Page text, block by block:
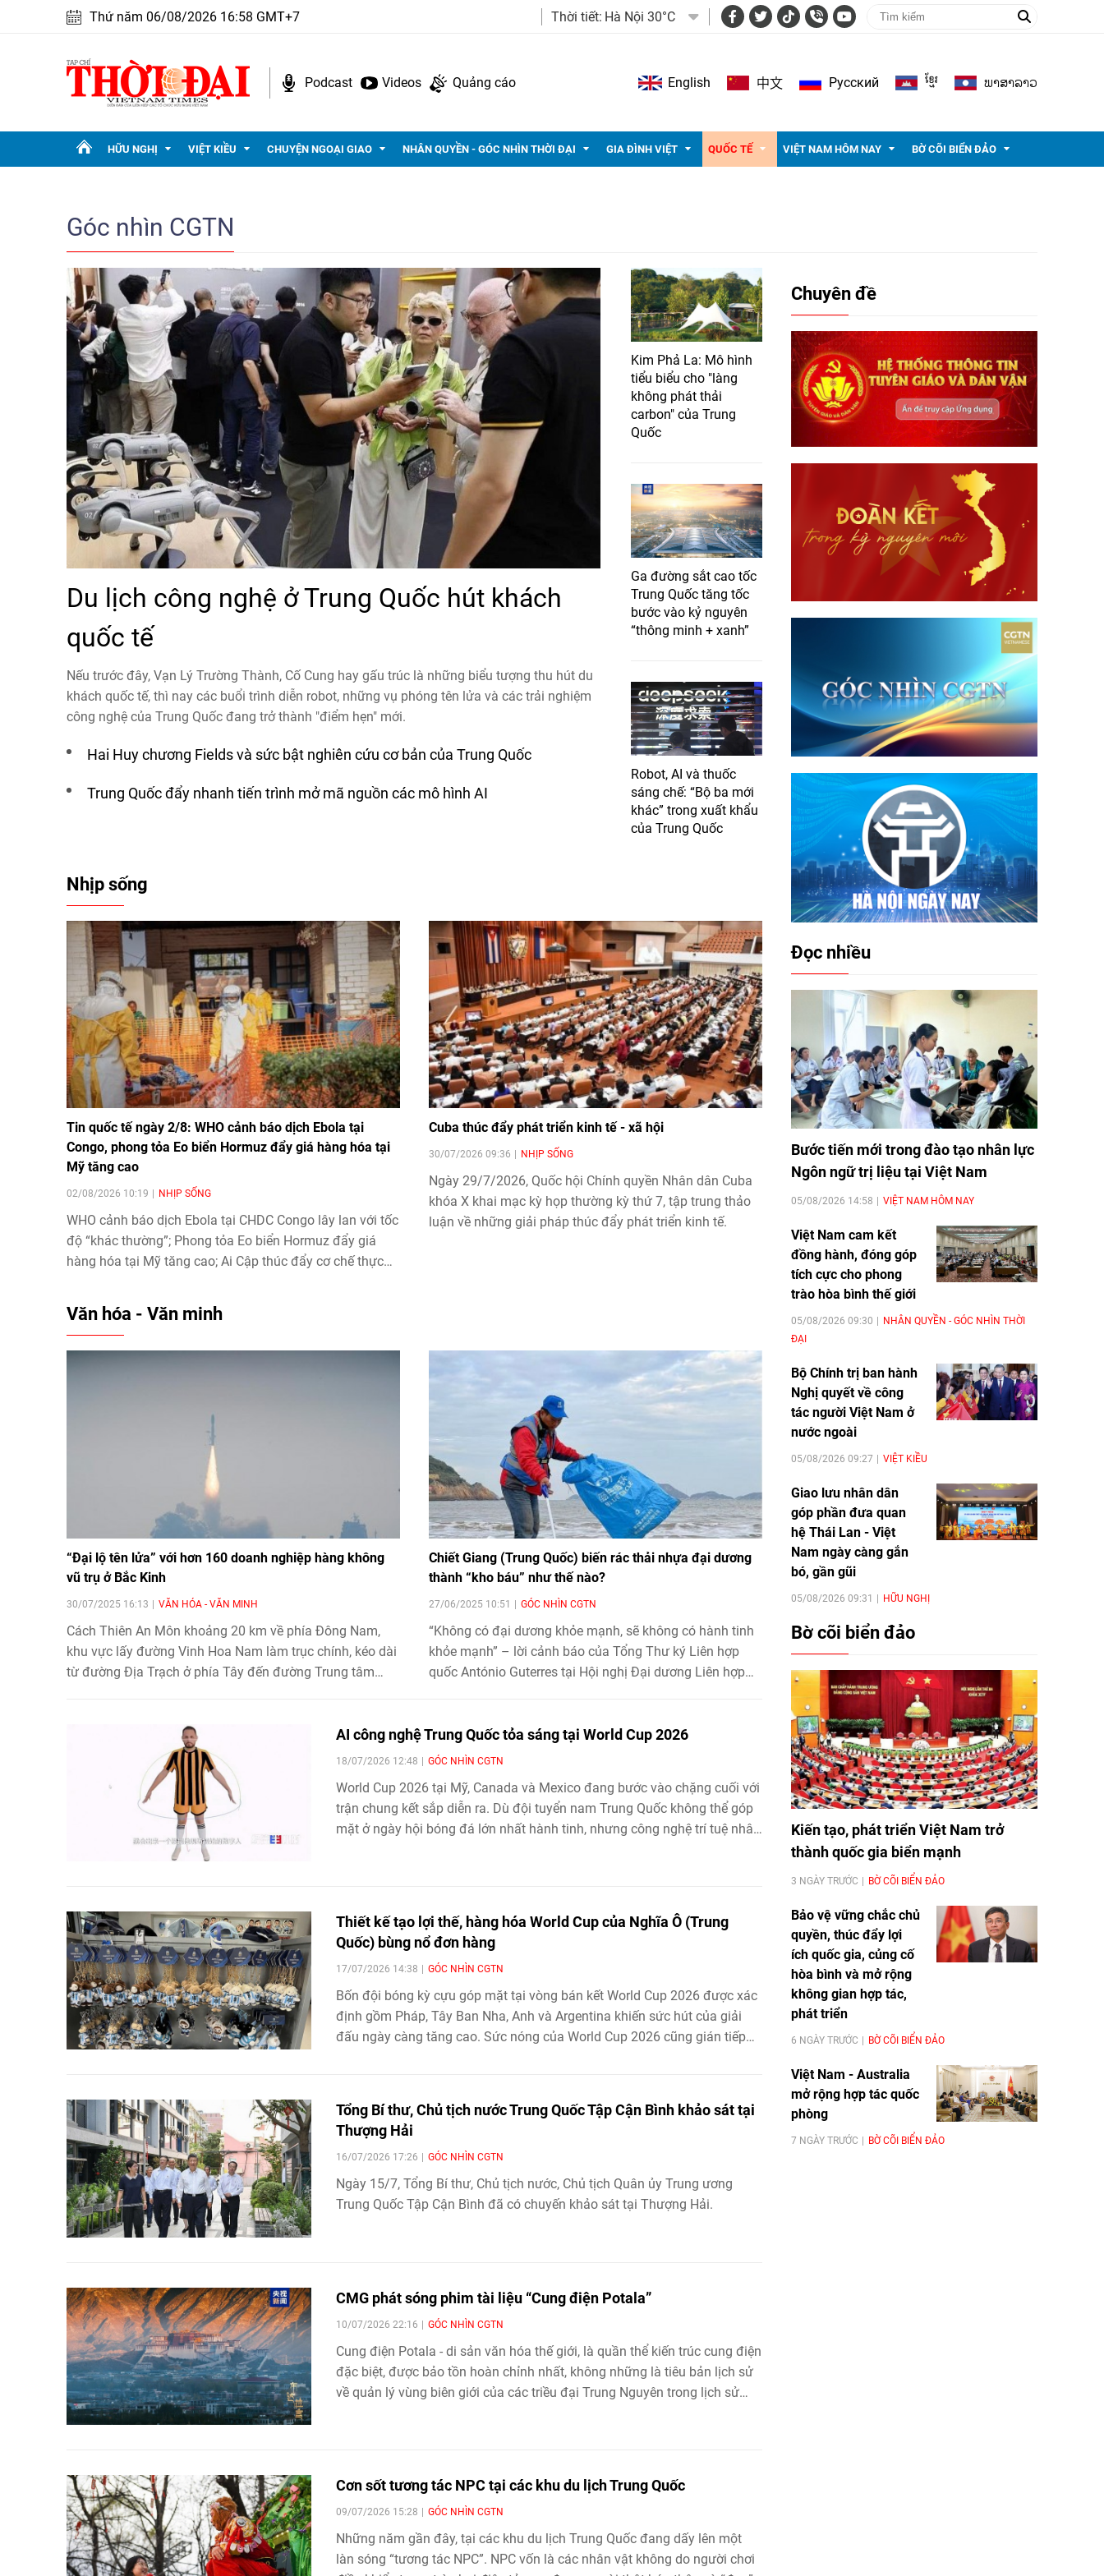
Thứ năm 06/08/2026 16:58 GMT+7 Thời tiết: Hà Nội 30°C
Podcast Videos Quảng cáo English 中文 Pусский ខ្មែរ ພາ​ສາ​ລາວ
HỮU NGHỊ VIỆT KIỀU CHUYỆN NGOẠI GIAO NHÂN QUYỀN - GÓC NHÌN THỜI ĐẠI GIA ĐÌNH VIỆT QUỐC TẾ VIỆT NAM HÔM NAY BỜ CÕI BIỂN ĐẢO
Góc nhìn CGTN
Du lịch công nghệ ở Trung Quốc hút khách
quốc tế
Nếu trước đây, Vạn Lý Trường Thành, Cố Cung hay gấu trúc là những biểu tượng thu hút du
khách quốc tế, thì nay các buổi trình diễn robot, những vụ phóng tên lửa và các trải nghiệm
công nghệ của Trung Quốc đang trở thành "điểm hẹn" mới.
Hai Huy chương Fields và sức bật nghiên cứu cơ bản của Trung Quốc
Trung Quốc đẩy nhanh tiến trình mở mã nguồn các mô hình AI
Kim Phả La: Mô hình
tiểu biểu cho "làng
không phát thải
carbon" của Trung
Quốc
Ga đường sắt cao tốc
Trung Quốc tăng tốc
bước vào kỷ nguyên
“thông minh + xanh”
Robot, AI và thuốc
sáng chế: “Bộ ba mới
khác” trong xuất khẩu
của Trung Quốc
Nhịp sống
Tin quốc tế ngày 2/8: WHO cảnh báo dịch Ebola tại
Congo, phong tỏa Eo biển Hormuz đẩy giá hàng hóa tại
Mỹ tăng cao
02/08/2026 10:19 NHỊP SỐNG
WHO cảnh báo dịch Ebola tại CHDC Congo lây lan với tốc
độ “khác thường”; Phong tỏa Eo biển Hormuz đẩy giá
hàng hóa tại Mỹ tăng cao; Ai Cập thúc đẩy cơ chế thực
chú ý ngày 2/8.
Cuba thúc đẩy phát triển kinh tế - xã hội
30/07/2026 09:36 NHỊP SỐNG
Ngày 29/7/2026, Quốc hội Chính quyền Nhân dân Cuba
khóa X khai mạc kỳ họp thường kỳ thứ 7, tập trung thảo
luận về những giải pháp thúc đẩy phát triển kinh tế.
Văn hóa - Văn minh
“Đại lộ tên lửa” với hơn 160 doanh nghiệp hàng không
vũ trụ ở Bắc Kinh
30/07/2025 16:13 VĂN HÓA - VĂN MINH
Cách Thiên An Môn khoảng 20 km về phía Đông Nam,
khu vực lấy đường Vinh Hoa Nam làm trục chính, kéo dài
từ đường Địa Trạch ở phía Tây đến đường Trung tâm
đang nghiên cứu về việc “lên trời”.
Chiết Giang (Trung Quốc) biến rác thải nhựa đại dương
thành “kho báu” như thế nào?
27/06/2025 10:51 GÓC NHÌN CGTN
“Không có đại dương khỏe mạnh, sẽ không có hành tinh
khỏe mạnh” – lời cảnh báo của Tổng Thư ký Liên hợp
quốc António Guterres tại Hội nghị Đại dương Liên hợp
Trong bối cảnh mỗi năm có hơn 10 triệu tấn rác thải
nhựa tràn xuống đại dương, tỉnh Chiết Giang (Trung
hình “Tuần hoàn xanh” – biến rác thải nhựa thành tài
nguyên, mở ra triển vọng bền vững cho môi trường biển.
AI công nghệ Trung Quốc tỏa sáng tại World Cup 2026
18/07/2026 12:48 GÓC NHÌN CGTN
World Cup 2026 tại Mỹ, Canada và Mexico đang bước vào chặng cuối với
trận chung kết sắp diễn ra. Dù đội tuyển nam Trung Quốc không thể góp
mặt ở ngày hội bóng đá lớn nhất hành tinh, nhưng công nghệ trí tuệ nhân
Thiết kế tạo lợi thế, hàng hóa World Cup của Nghĩa Ô (Trung
Quốc) bùng nổ đơn hàng
17/07/2026 14:38 GÓC NHÌN CGTN
Bốn đội bóng kỳ cựu góp mặt tại vòng bán kết World Cup 2026 được xác
định gồm Pháp, Tây Ban Nha, Anh và Argentina khiến sức hút của giải
đấu ngày càng tăng cao. Sức nóng của World Cup 2026 cũng gián tiếp
Tổng Bí thư, Chủ tịch nước Trung Quốc Tập Cận Bình khảo sát tại
Thượng Hải
16/07/2026 17:26 GÓC NHÌN CGTN
Ngày 15/7, Tổng Bí thư, Chủ tịch nước, Chủ tịch Quân ủy Trung ương
Trung Quốc Tập Cận Bình đã có chuyến khảo sát tại Thượng Hải.
CMG phát sóng phim tài liệu “Cung điện Potala”
10/07/2026 22:16 GÓC NHÌN CGTN
Cung điện Potala - di sản văn hóa thế giới, là quần thể kiến trúc cung điện
đặc biệt, được bảo tồn hoàn chỉnh nhất, không những là tiêu bản lịch sử
về quản lý vùng biên giới của các triều đại Trung Nguyên trong lịch sử
Cơn sốt tương tác NPC tại các khu du lịch Trung Quốc
09/07/2026 15:28 GÓC NHÌN CGTN
Những năm gần đây, tại các khu du lịch Trung Quốc đang dấy lên một
làn sóng “tương tác NPC”. NPC vốn là các nhân vật không do người chơi
Chuyên đề
Đọc nhiều
Bước tiến mới trong đào tạo nhân lực
Ngôn ngữ trị liệu tại Việt Nam
05/08/2026 14:58 VIỆT NAM HÔM NAY
Việt Nam cam kết
đồng hành, đóng góp
tích cực cho phong
trào hòa bình thế giới
05/08/2026 09:30
NHÂN QUYỀN - GÓC NHÌN THỜI
ĐẠI
Bộ Chính trị ban hành
Nghị quyết về công
tác người Việt Nam ở
nước ngoài
05/08/2026 09:27 VIỆT KIỀU
Giao lưu nhân dân
góp phần đưa quan
hệ Thái Lan - Việt
Nam ngày càng gắn
bó, gần gũi
05/08/2026 09:31 HỮU NGHỊ
Bờ cõi biển đảo
Kiến tạo, phát triển Việt Nam trở
thành quốc gia biển mạnh
3 NGÀY TRƯỚC BỜ CÕI BIỂN ĐẢO
Bảo vệ vững chắc chủ
quyền, thúc đẩy lợi
ích quốc gia, củng cố
hòa bình và mở rộng
không gian hợp tác,
phát triển
6 NGÀY TRƯỚC BỜ CÕI BIỂN ĐẢO
Việt Nam - Australia
mở rộng hợp tác quốc
phòng
7 NGÀY TRƯỚC BỜ CÕI BIỂN ĐẢO